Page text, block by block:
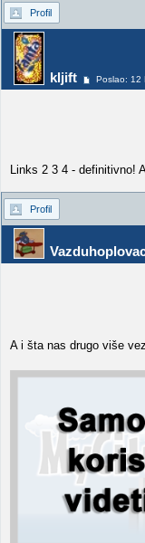
Profil
kljift Poslao: 12
Links 2 3 4 - definitivno!
Profil
A i šta nas drugo više